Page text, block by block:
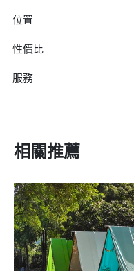
位置
性價比
服務
相關推薦